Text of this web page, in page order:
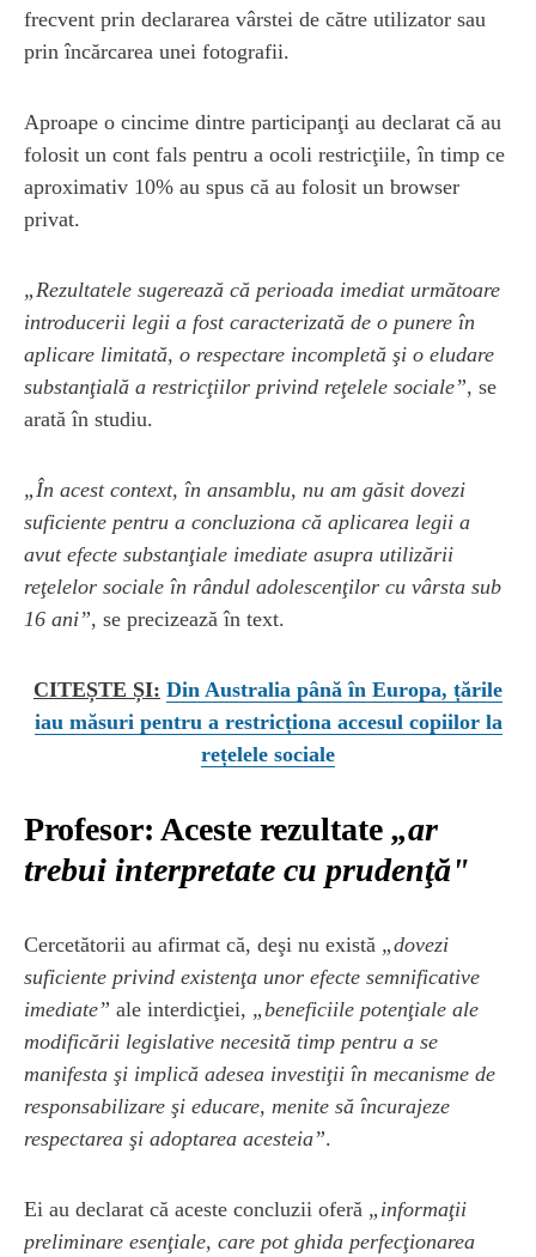
frecvent prin declararea vârstei de către utilizator sau
prin încărcarea unei fotografii.
Aproape o cincime dintre participanţi au declarat că au
folosit un cont fals pentru a ocoli restricţiile, în timp ce
aproximativ 10% au spus că au folosit un browser
privat.
„Rezultatele sugerează că perioada imediat următoare
introducerii legii a fost caracterizată de o punere în
aplicare limitată, o respectare incompletă şi o eludare
substanţială a restricţiilor privind reţelele sociale”, se
arată în studiu.
„În acest context, în ansamblu, nu am găsit dovezi
suficiente pentru a concluziona că aplicarea legii a
avut efecte substanţiale imediate asupra utilizării
reţelelor sociale în rândul adolescenţilor cu vârsta sub
16 ani”, se precizează în text.
CITEȘTE ȘI: Din Australia până în Europa, țările
iau măsuri pentru a restricționa accesul copiilor la
rețelele sociale
Profesor: Aceste rezultate „ar
trebui interpretate cu prudenţă"
Cercetătorii au afirmat că, deşi nu există „dovezi
suficiente privind existenţa unor efecte semnificative
imediate” ale interdicţiei, „beneficiile potenţiale ale
modificării legislative necesită timp pentru a se
manifesta şi implică adesea investiţii în mecanisme de
responsabilizare şi educare, menite să încurajeze
respectarea şi adoptarea acesteia”.
Ei au declarat că aceste concluzii oferă „informaţii
preliminare esenţiale, care pot ghida perfecţionarea